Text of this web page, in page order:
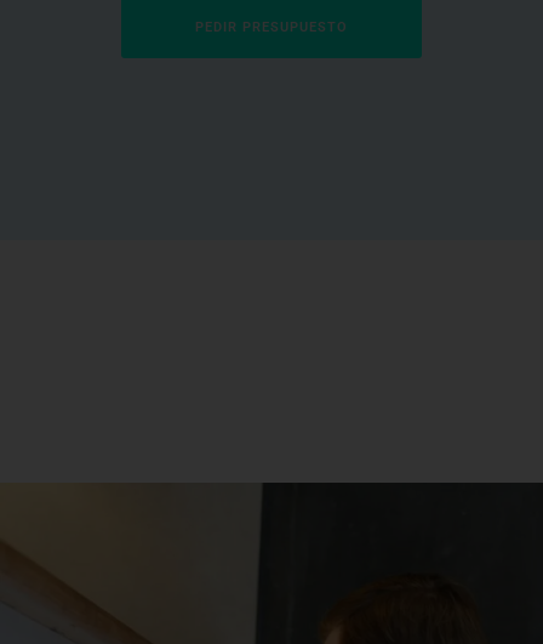
PEDIR PRESUPUESTO